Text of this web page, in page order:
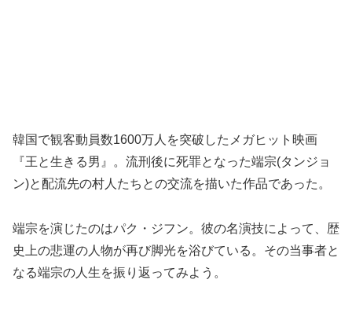
韓国で観客動員数1600万人を突破したメガヒット映画
『王と生きる男』。流刑後に死罪となった端宗(タンジョ
ン)と配流先の村人たちとの交流を描いた作品であった。
端宗を演じたのはパク・ジフン。彼の名演技によって、歴
史上の悲運の人物が再び脚光を浴びている。その当事者と
なる端宗の人生を振り返ってみよう。